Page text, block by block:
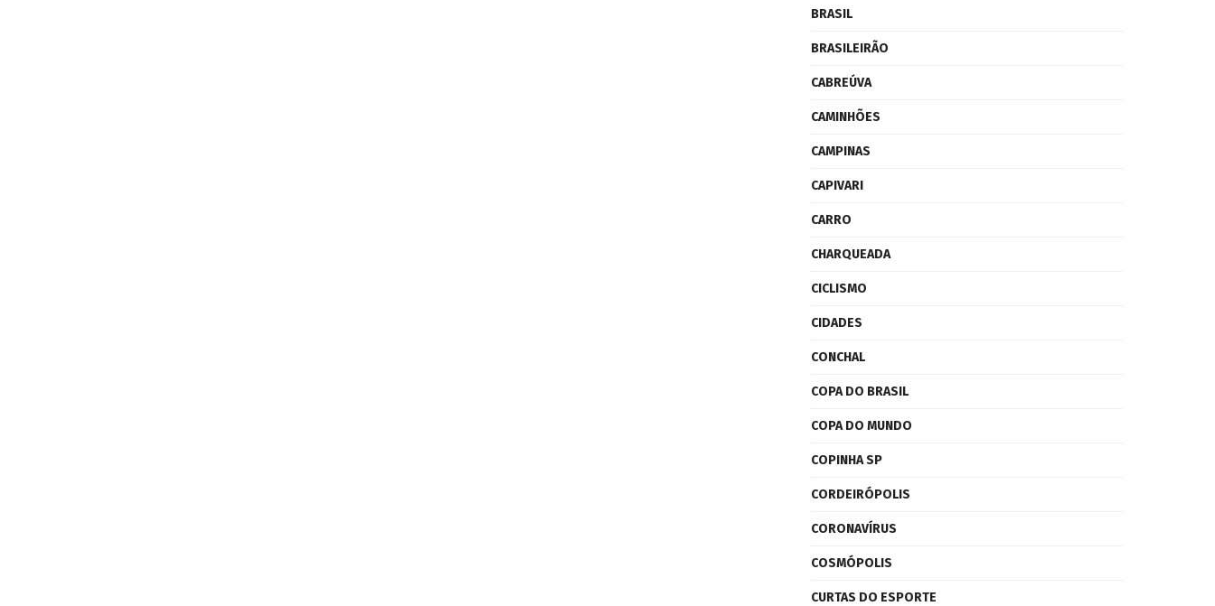
BRASIL
BRASILEIRÃO
CABREÚVA
CAMINHÕES
CAMPINAS
CAPIVARI
CARRO
CHARQUEADA
CICLISMO
CIDADES
CONCHAL
COPA DO BRASIL
COPA DO MUNDO
COPINHA SP
CORDEIRÓPOLIS
CORONAVÍRUS
COSMÓPOLIS
CURTAS DO ESPORTE